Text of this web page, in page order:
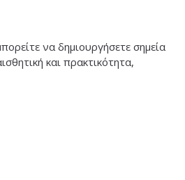
να δημιουργήσετε σημεία
και πρακτικότητα,